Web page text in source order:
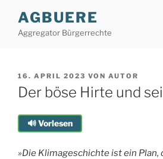
Inhalt
springen
AGBUERE
Aggregator Bürgerrechte
VERÖFFENTLICHT
AM
16. APRIL 2023 VON AUTOR
Der böse Hirte und
🔊 Vorlesen
»Die Klimageschichte ist ein Plan,